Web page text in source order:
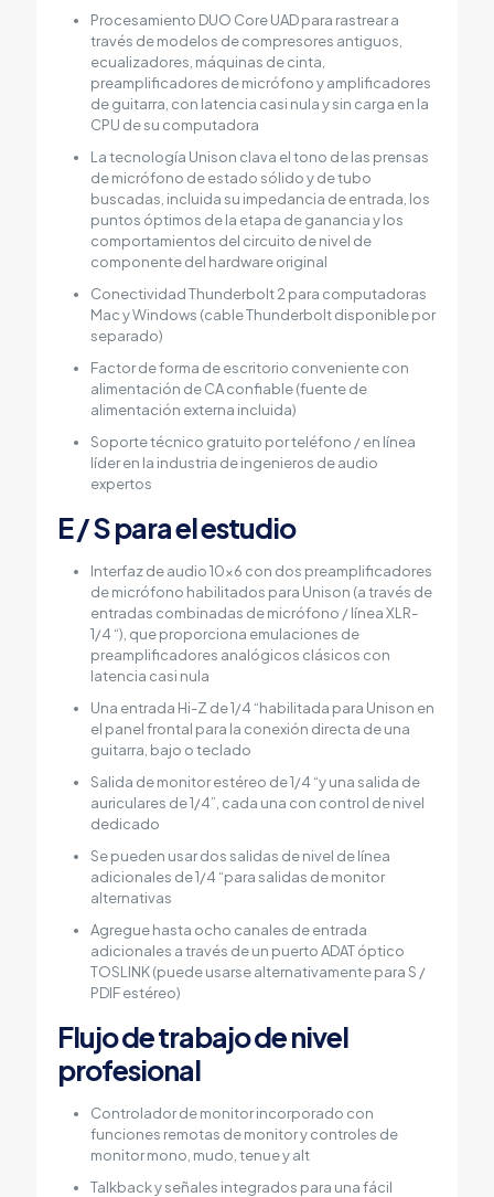
Procesamiento DUO Core UAD para rastrear a
través de modelos de compresores antiguos,
ecualizadores, máquinas de cinta,
preamplificadores de micrófono y amplificadores
de guitarra, con latencia casi nula y sin carga en la
CPU de su computadora
La tecnología Unison clava el tono de las prensas
de micrófono de estado sólido y de tubo
buscadas, incluida su impedancia de entrada, los
puntos óptimos de la etapa de ganancia y los
comportamientos del circuito de nivel de
componente del hardware original
Conectividad Thunderbolt 2 para computadoras
Mac y Windows (cable Thunderbolt disponible por
separado)
Factor de forma de escritorio conveniente con
alimentación de CA confiable (fuente de
alimentación externa incluida)
Soporte técnico gratuito por teléfono / en línea
líder en la industria de ingenieros de audio
expertos
E / S para el estudio
Interfaz de audio 10×6 con dos preamplificadores
de micrófono habilitados para Unison (a través de
entradas combinadas de micrófono / línea XLR-
1/4 “), que proporciona emulaciones de
preamplificadores analógicos clásicos con
latencia casi nula
Una entrada Hi-Z de 1/4 “habilitada para Unison en
el panel frontal para la conexión directa de una
guitarra, bajo o teclado
Salida de monitor estéreo de 1/4 “y una salida de
auriculares de 1/4”, cada una con control de nivel
dedicado
Se pueden usar dos salidas de nivel de línea
adicionales de 1/4 “para salidas de monitor
alternativas
Agregue hasta ocho canales de entrada
adicionales a través de un puerto ADAT óptico
TOSLINK (puede usarse alternativamente para S /
PDIF estéreo)
Flujo de trabajo de nivel
profesional
Controlador de monitor incorporado con
funciones remotas de monitor y controles de
monitor mono, mudo, tenue y alt
Talkback y señales integrados para una fácil